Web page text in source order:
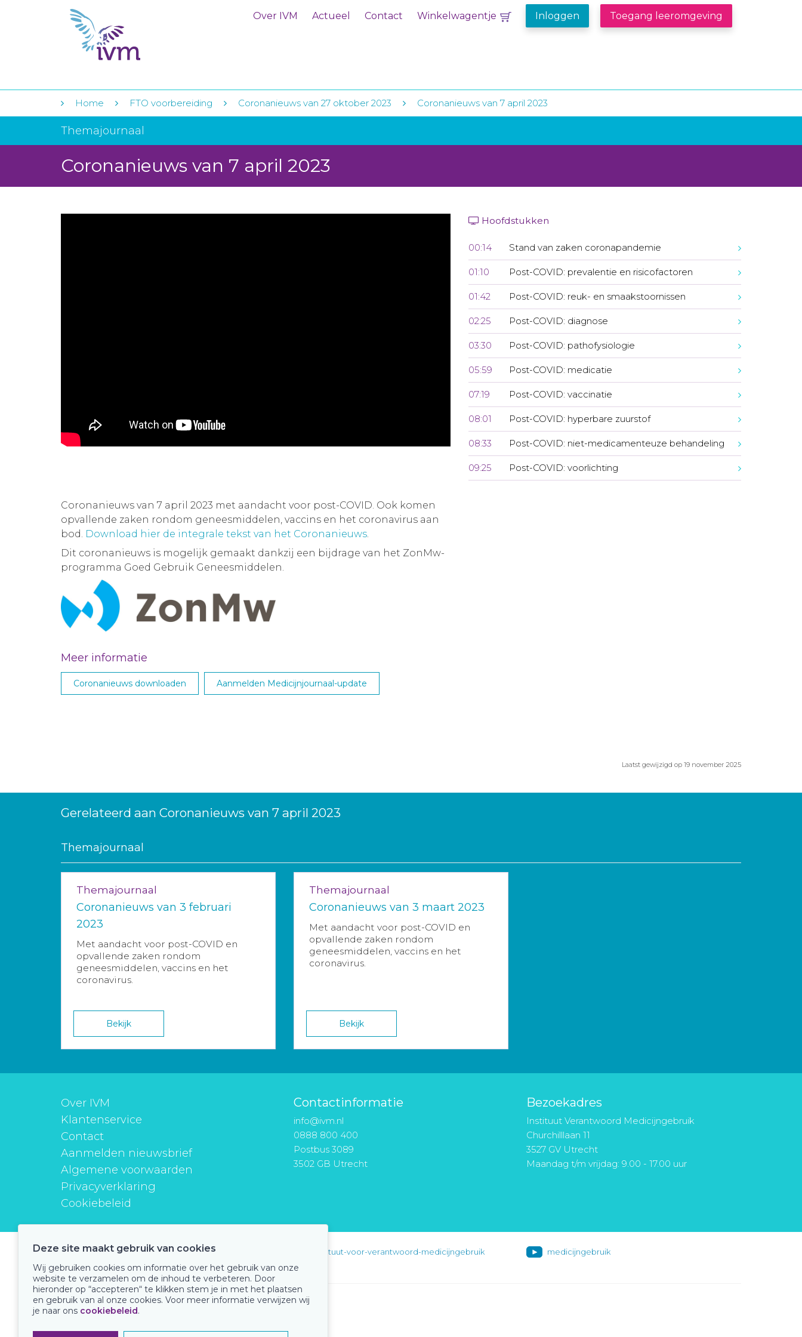
Over IVM Actueel Contact Winkelwagentje Inloggen Toegang leeromgeving
Home FTO voorbereiding Coronanieuws van 27 oktober 2023 Coronanieuws van 7 april 2023
Themajournaal
Coronanieuws van 7 april 2023
Hoofdstukken
00:14 Stand van zaken coronapandemie
01:10 Post-COVID: prevalentie en risicofactoren
01:42 Post-COVID: reuk- en smaakstoornissen
02:25 Post-COVID: diagnose
03:30 Post-COVID: pathofysiologie
05:59 Post-COVID: medicatie
07:19 Post-COVID: vaccinatie
08:01 Post-COVID: hyperbare zuurstof
08:33 Post-COVID: niet-medicamenteuze behandeling
09:25 Post-COVID: voorlichting
Coronanieuws van 7 april 2023 met aandacht voor post-COVID. Ook komen
opvallende zaken rondom geneesmiddelen, vaccins en het coronavirus aan
bod. Download hier de integrale tekst van het Coronanieuws.
Dit coronanieuws is mogelijk gemaakt dankzij een bijdrage van het ZonMw-
programma Goed Gebruik Geneesmiddelen.
Meer informatie
Coronanieuws downloaden Aanmelden Medicijnjournaal-update
Laatst gewijzigd op 19 november 2025
Gerelateerd aan Coronanieuws van 7 april 2023
Themajournaal
Themajournaal
Coronanieuws van 3 februari
2023
Met aandacht voor post-COVID en
opvallende zaken rondom
geneesmiddelen, vaccins en het
coronavirus.
Bekijk
Themajournaal
Coronanieuws van 3 maart 2023
Met aandacht voor post-COVID en
opvallende zaken rondom
geneesmiddelen, vaccins en het
coronavirus.
Bekijk
Over IVM
Klantenservice
Contact
Aanmelden nieuwsbrief
Algemene voorwaarden
Privacyverklaring
Cookiebeleid
Contactinformatie
info@ivm.nl
0888 800 400
Postbus 3089
3502 GB Utrecht
Bezoekadres
Instituut Verantwoord Medicijngebruik
Churchilllaan 11
3527 GV Utrecht
Maandag t/m vrijdag: 9.00 - 17.00 uur
instituutverantwoordmedicijngebruik instituut-voor-verantwoord-medicijngebruik medicijngebruik
Onze keurmerken
Deze site maakt gebruik van cookies
Wij gebruiken cookies om informatie over het gebruik van onze
website te verzamelen om de inhoud te verbeteren. Door
hieronder op “accepteren“ te klikken stem je in met het plaatsen
en gebruik van al onze cookies. Voor meer informatie verwijzen wij
je naar ons cookiebeleid.